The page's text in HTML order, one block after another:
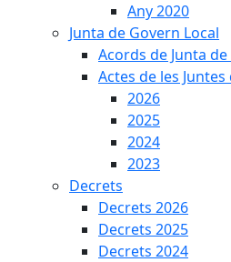
Any 2020
Junta de Govern Local
Acords de Junta
Actes de les
2026
2025
2024
2023
Decrets
Decrets 2026
Decrets 2025
Decrets 2024